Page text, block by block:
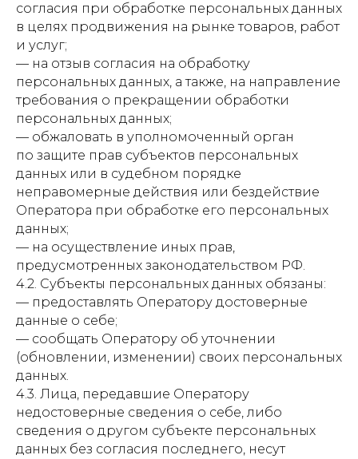
согласия при обработке персональных данных
в целях продвижения на рынке товаров, работ
и услуг;
— на отзыв согласия на обработку
персональных данных, а также, на направление
требования о прекращении обработки
персональных данных;
— обжаловать в уполномоченный орган
по защите прав субъектов персональных
данных или в судебном порядке
неправомерные действия или бездействие
Оператора при обработке его персональных
данных;
— на осуществление иных прав,
предусмотренных законодательством РФ.
4.2. Субъекты персональных данных обязаны:
— предоставлять Оператору достоверные
данные о себе;
— сообщать Оператору об уточнении
(обновлении, изменении) своих персональных
данных.
4.3. Лица, передавшие Оператору
недостоверные сведения о себе, либо
сведения о другом субъекте персональных
данных без согласия последнего, несут